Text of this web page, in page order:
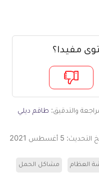
مفيدا؟
والتدقيق: طاقم ديلي
التحديث: 5 أغسطس 2021
العظام مشاكل الحمل